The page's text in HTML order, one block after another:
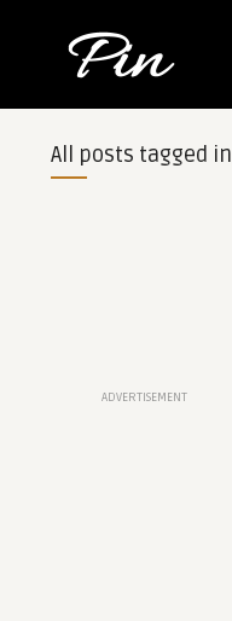
All posts tagged
ADVERTISEMENT